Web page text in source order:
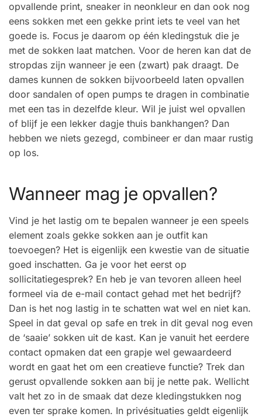
opvallende print, sneaker in neonkleur en dan ook nog
eens sokken met een gekke print iets te veel van het
goede is. Focus je daarom op één kledingstuk die je
met de sokken laat matchen. Voor de heren kan dat de
stropdas zijn wanneer je een (zwart) pak draagt. De
dames kunnen de sokken bijvoorbeeld laten opvallen
door sandalen of open pumps te dragen in combinatie
met een tas in dezelfde kleur. Wil je juist wel opvallen
of blijf je een lekker dagje thuis bankhangen? Dan
hebben we niets gezegd, combineer er dan maar rustig
op los.
Wanneer mag je opvallen?
Vind je het lastig om te bepalen wanneer je een speels
element zoals gekke sokken aan je outfit kan
toevoegen? Het is eigenlijk een kwestie van de situatie
goed inschatten. Ga je voor het eerst op
sollicitatiegesprek? En heb je van tevoren alleen heel
formeel via de e-mail contact gehad met het bedrijf?
Dan is het nog lastig in te schatten wat wel en niet kan.
Speel in dat geval op safe en trek in dit geval nog even
de ‘saaie’ sokken uit de kast. Kan je vanuit het eerdere
contact opmaken dat een grapje wel gewaardeerd
wordt en gaat het om een creatieve functie? Trek dan
gerust opvallende sokken aan bij je nette pak. Wellicht
valt het zo in de smaak dat deze kledingstukken nog
even ter sprake komen. In privésituaties geldt eigenlijk